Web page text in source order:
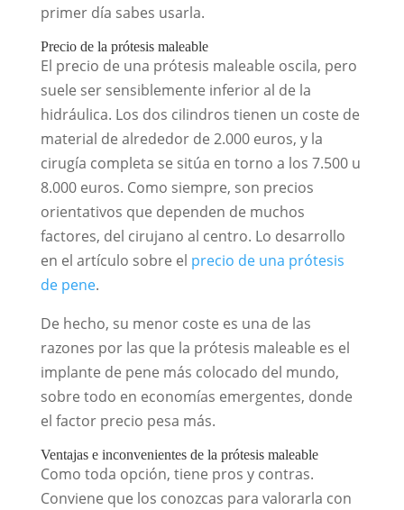
primer día sabes usarla.
Precio de la prótesis maleable
El precio de una prótesis maleable oscila, pero
suele ser sensiblemente inferior al de la
hidráulica. Los dos cilindros tienen un coste de
material de alrededor de 2.000 euros, y la
cirugía completa se sitúa en torno a los 7.500 u
8.000 euros. Como siempre, son precios
orientativos que dependen de muchos
factores, del cirujano al centro. Lo desarrollo
en el artículo sobre el precio de una prótesis
de pene.
De hecho, su menor coste es una de las
razones por las que la prótesis maleable es el
implante de pene más colocado del mundo,
sobre todo en economías emergentes, donde
el factor precio pesa más.
Ventajas e inconvenientes de la prótesis maleable
Como toda opción, tiene pros y contras.
Conviene que los conozcas para valorarla con